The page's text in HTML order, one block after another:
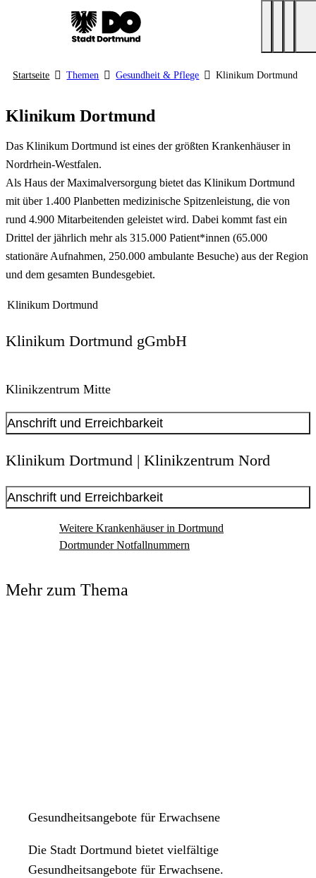
Startseite Themen Gesundheit & Pflege Klinikum Dortmund
Klinikum Dortmund
Das Klinikum Dortmund ist eines der größten Krankenhäuser in
Nordrhein-Westfalen.
Als Haus der Maximalversorgung bietet das Klinikum Dortmund
mit über 1.400 Planbetten medizinische Spitzenleistung, die von
rund 4.900 Mitarbeitenden geleistet wird. Dabei kommt fast ein
Drittel der jährlich mehr als 315.000 Patient*innen (65.000
stationäre Aufnahmen, 250.000 ambulante Besuche) aus der Region
und dem gesamten Bundesgebiet.
Klinikum Dortmund
Klinikum Dortmund gGmbH
Klinikzentrum Mitte
Anschrift und Erreichbarkeit
Anschrift
Beurhausstr.40
44137 Dortmund
Klinikum Dortmund | Klinikzentrum Nord
Anschrift und Erreichbarkeit
Weitere Krankenhäuser in Dortmund
Dortmunder Notfallnummern
Mehr zum Thema
Gesundheitsangebote für Erwachsene
Die Stadt Dortmund bietet vielfältige
Gesundheitsangebote für Erwachsene.